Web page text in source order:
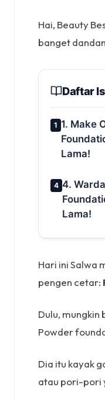
Hai, Beauty
banget
Daftar
1 1. Make
Lama!
4 4.
Lama!
Hari ini Salwa
pengen cetar:
Dulu,
Powder
Dia itu kayak
atau pori-pori